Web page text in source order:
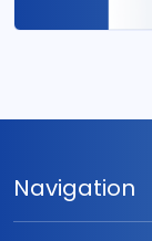
Navigation